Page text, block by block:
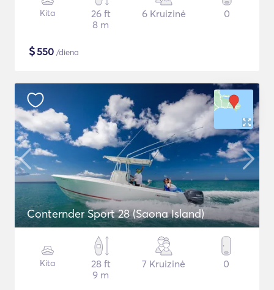
Kita
26 ft
8 m
6 Kruizinė 0
$550 /diena
Conternder Sport 28 (Saona Island)
Kita
28 ft
9 m
7 Kruizinė 0